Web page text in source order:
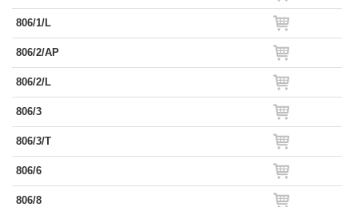
806/1/L
806/2/AP
806/2/L
806/3
806/3/T
806/6
806/8